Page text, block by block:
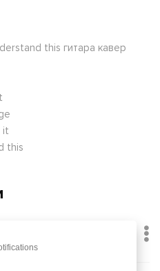
this гитара кавер
it
this